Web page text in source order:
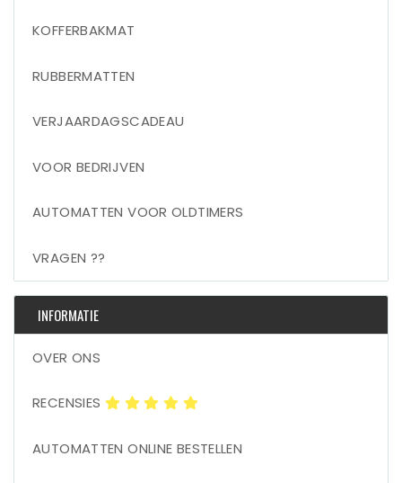
KOFFERBAKMAT
RUBBERMATTEN
VERJAARDAGSCADEAU
VOOR BEDRIJVEN
AUTOMATTEN VOOR OLDTIMERS
VRAGEN ??
INFORMATIE
OVER ONS
RECENSIES
AUTOMATTEN ONLINE BESTELLEN